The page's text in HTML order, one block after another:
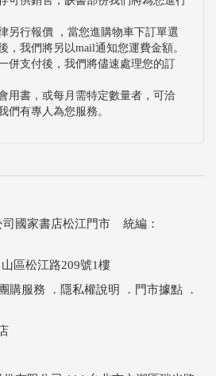
另行報價 ，當您進購物車下訂單選
，我們將另以mail通知您運費金額。
併支付後，我們將儘速處理您的訂
用書，或每月需特定數量者，可洽
們有專人為您服務。
司國家書店松江門市 統編：
區松江路209號1樓
團購服務 ． 隱私權說明 ． 門市據點 ．